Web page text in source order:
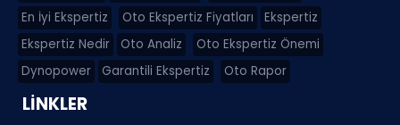
En İyi Ekspertiz
Oto Ekspertiz Fiyatları
Ekspertiz
Ekspertiz Nedir
Oto Analiz
Oto Ekspertiz Önemi
Dynopower
Garantili Ekspertiz Oto Rapor
LİNKLER